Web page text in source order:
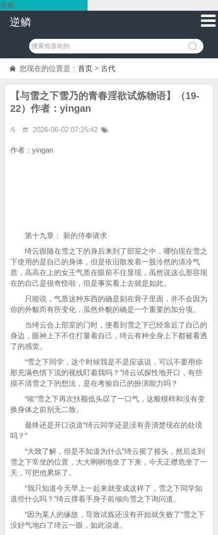
逆鳞
逆鳞
您现在的位置是： 首页 > 古代
【与雪之下雪乃的青春淫欲试炼物语】（19-
22）作者：yingan
2026-06-02 07:25:42
作者：yingan
第十九章： 新的侍奉请求
绮云跟随在雪之下的身后来到了部室之中，哪怕现在雪之
下使用的是自己的身体，但是依旧散发着一股泠然的清冷气
质，高高在上的女王气质在眼前不住显现，虽然说这么形容现
在的自己是很奇怪啦，但是事实看上去就是如此。
只能说，气质这种东西的确是刻在骨子里面，并不会因为
你的外貌而有所变化，虽然外貌的确是一个重要的加分项。
当绮云合上部室的门时，便看到雪之下已经靠近了自己的
身边，眼神上下不住打量着自己，绮云有种全身上下都被看透
了的感觉。
“雪之下同学，这个时候我是不是应该说，可以不要用你
那充满色情下流的视线盯着我吗？”绮云试探性地开口，有些
摸不清雪之下的想法，是在考验自己的扮演能力吗？
“唉”雪之下再次扶额低头叹了一口气，这般模样和没有变
换身体之前别无二致。
最终还是开口说道“绮云同学还是没有弄清楚现在的处境
吗？”
“大致了解，但是不知道为什么”绮云摇了摇头，然后走到
雪之下常坐的位置，大大咧咧地坐了下来，今天正襟危坐了一
天，可把他累坏了。
“我只知道今天早上一起来就变成这样了，雪之下同学知
道些什么吗？”绮云撑着手身子前倾向雪之下询问道。
“因为某人的缘故，导致试炼还没有开始就失败了”雪之下
没好气地白了绮云一眼，如此说道。